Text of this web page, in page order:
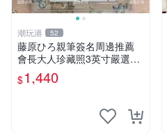
潮玩港 52
藤原ひろ親筆簽名周邊推薦
會長大人珍藏照3英寸嚴選女
仆紀念品 面簽收藏 會長大人
簽名照 女仆照 面簽收藏
$1,440